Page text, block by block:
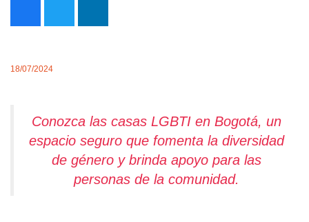
18/07/2024
Conozca las casas LGBTI en Bogotá, un
espacio seguro que fomenta la diversidad
de género y brinda apoyo para las
personas de la comunidad.